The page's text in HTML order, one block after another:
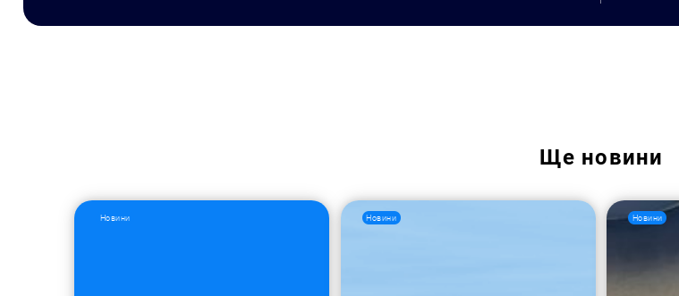
Пошук за запитом:
Ще новини
Новини Новини Новини